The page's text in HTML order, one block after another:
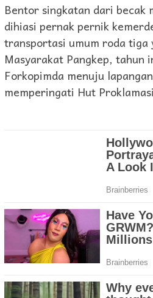
Bentor singkatan dari becak
dihiasi pernak pernik
transportasi umum roda tiga
Masyarakat Pangkep, tahun
Forkopimda menuju
memperingati Hut